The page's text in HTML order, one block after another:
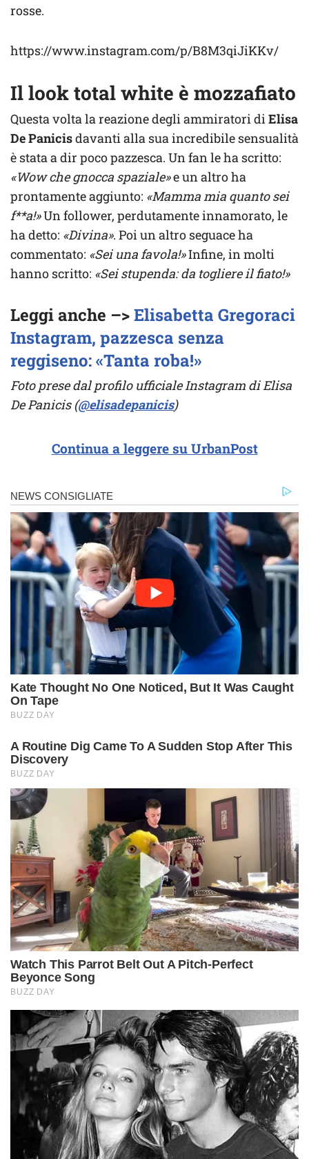
rosse.
https://www.instagram.com/p/B8M3qiJiKKv/
Il look total white è mozzafiato
Questa volta la reazione degli ammiratori diElisa
De Panicisdavanti alla sua incredibile sensualità
è stata a dir poco pazzesca. Un fan le ha scritto:
«Wow che gnocca spaziale»e un altro ha
prontamente aggiunto: «Mamma mia quanto sei
f**a!»Un follower, perdutamente innamorato, le
ha detto: «Divina». Poi un altro seguace ha
commentato: «Sei una favola!»Infine, in molti
hanno scritto: «Sei stupenda: da togliere il fiato!»
Leggi anche –>Elisabetta Gregoraci
Instagram, pazzesca senza
reggiseno: «Tanta roba!»
Foto prese dal profilo ufficiale Instagram di Elisa
De Panicis (@elisadepanicis)
Continua a leggere su UrbanPost